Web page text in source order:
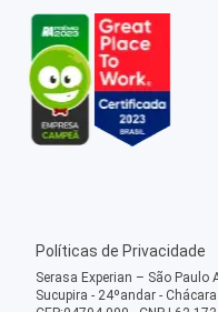
Políticas de Privacidade
Serasa Experian – São Paulo
Sucupira - 24ºandar -